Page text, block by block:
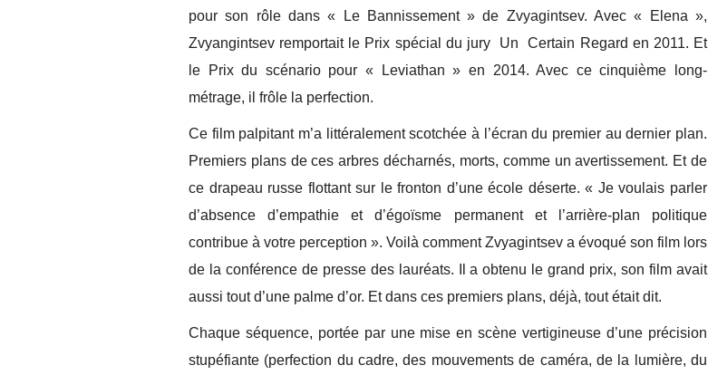
pour son rôle dans « Le Bannissement » de Zvyagintsev. Avec « Elena »,
Zvyangintsev remportait le Prix spécial du jury Un Certain Regard en 2011. Et
le Prix du scénario pour « Leviathan » en 2014. Avec ce cinquième long-
métrage, il frôle la perfection.
Ce film palpitant m’a littéralement scotchée à l’écran du premier au dernier plan.
Premiers plans de ces arbres décharnés, morts, comme un avertissement. Et de
ce drapeau russe flottant sur le fronton d’une école déserte. « Je voulais parler
d’absence d’empathie et d’égoïsme permanent et l’arrière-plan politique
contribue à votre perception ». Voilà comment Zvyagintsev a évoqué son film lors
de la conférence de presse des lauréats. Il a obtenu le grand prix, son film avait
aussi tout d’une palme d’or. Et dans ces premiers plans, déjà, tout était dit.
Chaque séquence, portée par une mise en scène vertigineuse d’une précision
stupéfiante (perfection du cadre, des mouvements de caméra, de la lumière, du